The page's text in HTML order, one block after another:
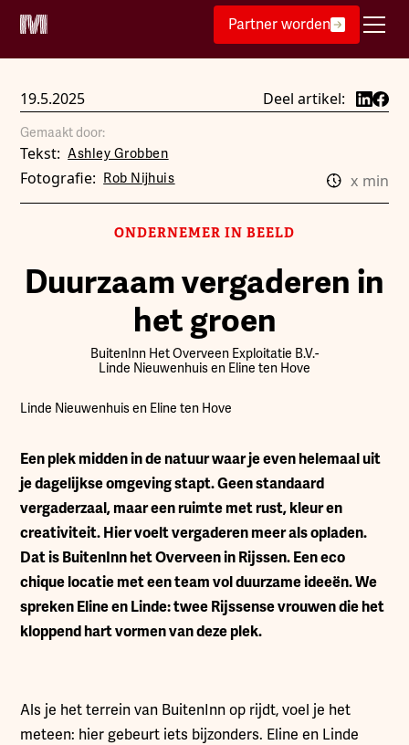
Partner worden
19.5.2025 Deel artikel:
Gemaakt door:
Tekst: Ashley Grobben
Fotografie: Rob Nijhuis x min
ONDERNEMER IN BEELD
Duurzaam vergaderen in
het groen
BuitenInn Het Overveen Exploitatie B.V.-
Linde Nieuwenhuis en Eline ten Hove
Linde Nieuwenhuis en Eline ten Hove
Een plek midden in de natuur waar je even helemaal uit
je dagelijkse omgeving stapt. Geen standaard
vergaderzaal, maar een ruimte met rust, kleur en
creativiteit. Hier voelt vergaderen meer als opladen.
Dat is BuitenInn het Overveen in Rijssen. Een eco
chique locatie met een team vol duurzame ideeën. We
spreken Eline en Linde: twee Rijssense vrouwen die het
kloppend hart vormen van deze plek.
Als je het terrein van BuitenInn op rijdt, voel je het
meteen: hier gebeurt iets bijzonders. Eline en Linde